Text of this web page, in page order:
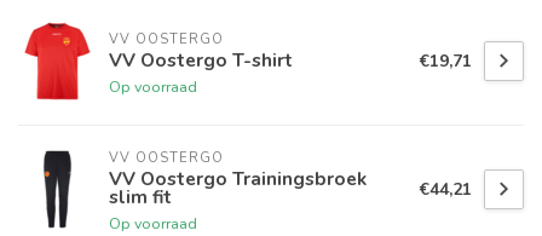
VV OOSTERGO
VV Oostergo T-shirt
Op voorraad
€19,71
VV OOSTERGO
VV Oostergo Trainingsbroek
slim fit
Op voorraad
€44,21